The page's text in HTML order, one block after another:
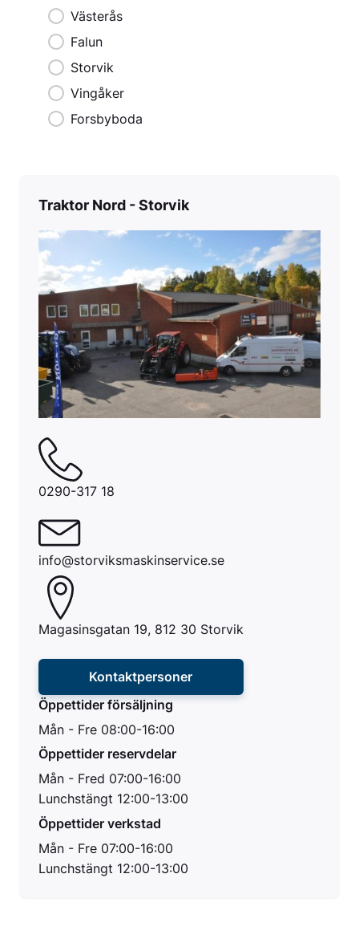
Västerås
Falun
Storvik
Vingåker
Forsbyboda
Traktor Nord - Storvik
0290-317 18
info@storviksmaskinservice.se
Magasinsgatan 19, 812 30 Storvik
Kontaktpersoner
Öppettider försäljning
Mån - Fre 08:00-16:00
Öppettider reservdelar
Mån - Fred 07:00-16:00
Lunchstängt 12:00-13:00
Öppettider verkstad
Mån - Fre 07:00-16:00
Lunchstängt 12:00-13:00